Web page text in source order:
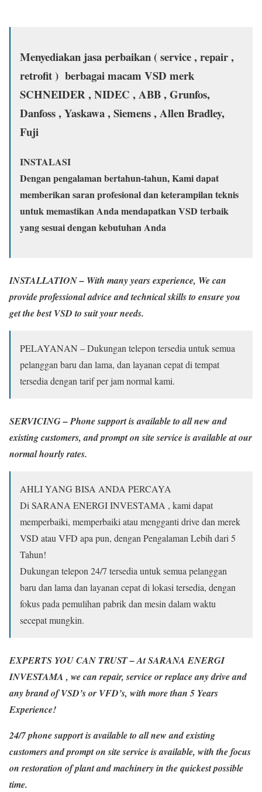
Menyediakan jasa perbaikan ( service , repair ,
retrofit ) berbagai macam VSD merk
SCHNEIDER , NIDEC , ABB , Grunfos,
Danfoss , Yaskawa , Siemens , Allen Bradley,
Fuji
INSTALASI
Dengan pengalaman bertahun-tahun, Kami dapat
memberikan saran profesional dan keterampilan teknis
untuk memastikan Anda mendapatkan VSD terbaik
yang sesuai dengan kebutuhan Anda
INSTALLATION – With many years experience, We can
provide professional advice and technical skills to ensure you
get the best VSD to suit your needs.
PELAYANAN – Dukungan telepon tersedia untuk semua
pelanggan baru dan lama, dan layanan cepat di tempat
tersedia dengan tarif per jam normal kami.
SERVICING –Phone support is available to all new and
existing customers, and prompt on site service is available at our
normal hourly rates.
AHLI YANG BISA ANDA PERCAYA
Di SARANA ENERGI INVESTAMA , kami dapat
memperbaiki, memperbaiki atau mengganti drive dan merek
VSD atau VFD apa pun, dengan Pengalaman Lebih dari 5
Tahun!
Dukungan telepon 24/7 tersedia untuk semua pelanggan
baru dan lama dan layanan cepat di lokasi tersedia, dengan
fokus pada pemulihan pabrik dan mesin dalam waktu
secepat mungkin.
EXPERTS YOU CAN TRUST –At SARANA ENERGI
INVESTAMA , we can repair, service or replace any drive and
any brand of VSD’s or VFD’s, with more than 5 Years
Experience!
24/7 phone support is available to all new and existing
customers and prompt on site service is available, with the focus
on restoration of plant and machinery in the quickest possible
time.